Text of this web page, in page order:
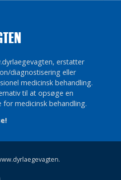
erstatter
diagnostisering eller
medicinsk behandling.
til at opsøge en
medicinsk behandling.